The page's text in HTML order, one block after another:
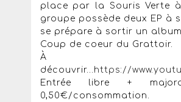
place par la Souris Verte
groupe possède deux EP à
se prépare à sortir un album
Coup de coeur du Grattoir.
À
découvrir... https://
Entrée libre +
0,50€/consommation.